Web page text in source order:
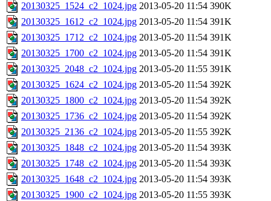
20130325_1524_c2_1024.jpg 2013-05-20 11:54 390K
20130325_1612_c2_1024.jpg 2013-05-20 11:54 391K
20130325_1712_c2_1024.jpg 2013-05-20 11:54 391K
20130325_1700_c2_1024.jpg 2013-05-20 11:54 391K
20130325_2048_c2_1024.jpg 2013-05-20 11:55 391K
20130325_1624_c2_1024.jpg 2013-05-20 11:54 392K
20130325_1800_c2_1024.jpg 2013-05-20 11:54 392K
20130325_1736_c2_1024.jpg 2013-05-20 11:54 392K
20130325_2136_c2_1024.jpg 2013-05-20 11:55 392K
20130325_1848_c2_1024.jpg 2013-05-20 11:54 393K
20130325_1748_c2_1024.jpg 2013-05-20 11:54 393K
20130325_1648_c2_1024.jpg 2013-05-20 11:54 393K
20130325_1900_c2_1024.jpg 2013-05-20 11:55 393K